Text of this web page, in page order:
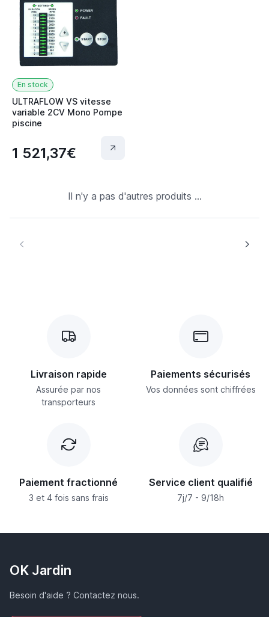
En stock
ULTRAFLOW VS vitesse
variable 2CV Mono Pompe
piscine
1 521,37€
Il n'y a pas d'autres produits ...
Livraison rapide
Assurée par nos
transporteurs
Paiements sécurisés
Vos données sont chiffrées
Paiement fractionné
3 et 4 fois sans frais
Service client qualifié
7j/7 - 9/18h
OK Jardin
Besoin d'aide ? Contactez nous.